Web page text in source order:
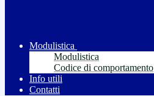
Modulistica
Modulistica
Codice di comportamento
Info utili
Contatti